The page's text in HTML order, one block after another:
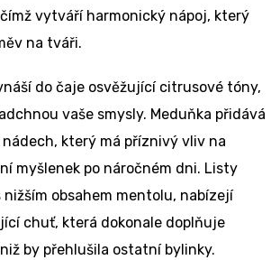
vytváří harmonický nápoj, který
na tváři.
do čaje osvěžující citrusové tóny,
vaše smysly. Meduňka přidává
který má příznivý vliv na
myšlenek po náročném dni. Listy
nižším obsahem mentolu, nabízejí
chuť, která dokonale doplňuje
by přehlušila ostatní bylinky.